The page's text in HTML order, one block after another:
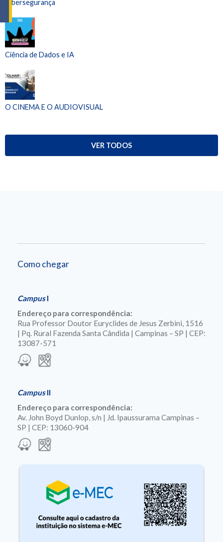
Cibersegurança
Ciência de Dados e IA
O CINEMA E O AUDIOVISUAL
VER TODOS
Como chegar
CampusI
Endereço para correspondência:
Rua Professor Doutor Euryclides de Jesus Zerbini, 1516
| Pq. Rural Fazenda Santa Cândida | Campinas – SP | CEP:
13087-571
CampusII
Endereço para correspondência:
Av. John Boyd Dunlop, s/n | Jd. Ipaussurama Campinas –
SP | CEP: 13060-904